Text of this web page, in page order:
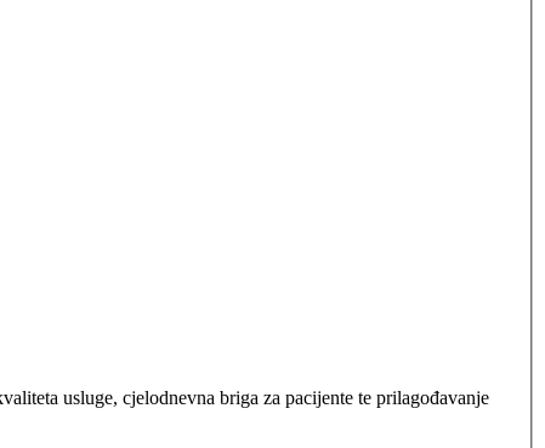
usluge, cjelodnevna briga za pacijente te prilagođavanje